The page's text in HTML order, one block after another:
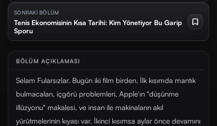
SONRAKİ BÖLÜM
Tenis Ekonomisinin Kısa Tarihi: Kim Yönetiyor Bu Garip
Sporu
BÖLÜM AÇIKLAMASI
Selam Fularsızlar. Bugün iki film birden. İlk kısımda mantık
bulmacaları, içgörü problemleri, Apple'ın "düşünme
illüzyonu" makalesi, ve insan ile makinaların akıl
yürütmelerinin kıyası var. İkinci kısımsa aylar önce devamını